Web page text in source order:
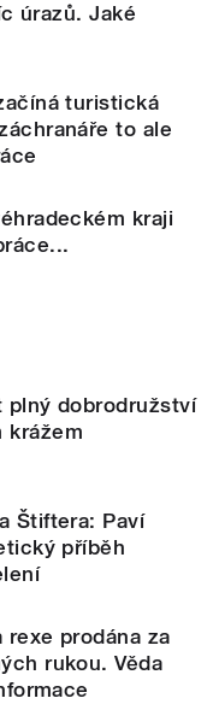
úrazů. Jaké
turistická
to ale
kraji
plný dobrodružství
krážem
Štiftera: Paví
příběh
rexe prodána za
rukou. Věda